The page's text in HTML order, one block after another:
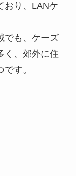
おり、LANケ
でも、ケーズ
く、郊外に住
す。